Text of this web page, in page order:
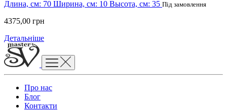
Длина, см: 70 Ширина, см: 10 Высота, см: 35 Під замовлення
4375,00 грн
Детальніше
Про нас
Блог
Контакти